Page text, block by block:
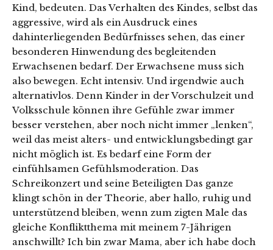
Kind, bedeuten. Das Verhalten des Kindes, selbst das
aggressive, wird als ein Ausdruck eines
dahinterliegenden Bedürfnisses sehen, das einer
besonderen Hinwendung des begleitenden
Erwachsenen bedarf. Der Erwachsene muss sich
also bewegen. Echt intensiv. Und irgendwie auch
alternativlos. Denn Kinder in der Vorschulzeit und
Volksschule können ihre Gefühle zwar immer
besser verstehen, aber noch nicht immer „lenken“,
weil das meist alters- und entwicklungsbedingt gar
nicht möglich ist. Es bedarf eine Form der
einfühlsamen Gefühlsmoderation. Das
Schreikonzert und seine Beteiligten Das ganze
klingt schön in der Theorie, aber hallo, ruhig und
unterstützend bleiben, wenn zum zigten Male das
gleiche Konfliktthema mit meinem 7-Jährigen
anschwillt? Ich bin zwar Mama, aber ich habe doch